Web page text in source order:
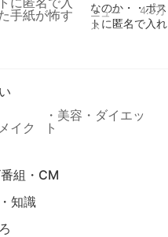
なのか・・ポス
トに匿名で入れ
ニュー
ス
4.9万
イク
美容・ダイエッ
ト
組・CM
知識